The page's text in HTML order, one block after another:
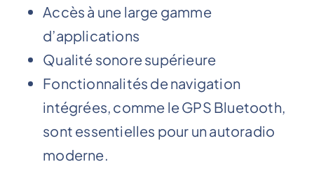
Accès à une large gamme
d’applications
Qualité sonore supérieure
Fonctionnalités de navigation
intégrées, comme le GPS Bluetooth,
sont essentielles pour un autoradio
moderne.